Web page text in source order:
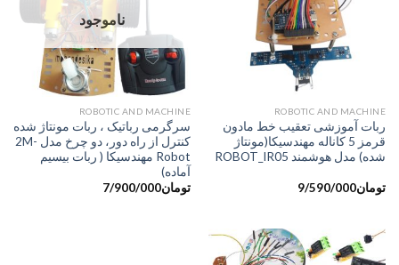
ROBOTIC AND MACHINE
ربات آموزشی تعقیب خط مادون
قرمز 5 کاناله مهندسیکا(مونتاژ
شده) مدل هوشمند ROBOT_IR05
تومان9/590/000
ناموجود
ROBOTIC AND MACHINE
سرگرمی رباتیک ، ربات مونتاژ شده
کنترل از راه دور، دو چرخ مدل 2M-
Robot مهندسیکا ( ربات بیسیم
آماده)
تومان7/900/000